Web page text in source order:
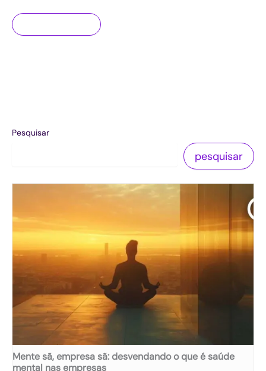
Pesquisar
pesquisar
Mente sã, empresa sã: desvendando o que é saúde
mental nas empresas